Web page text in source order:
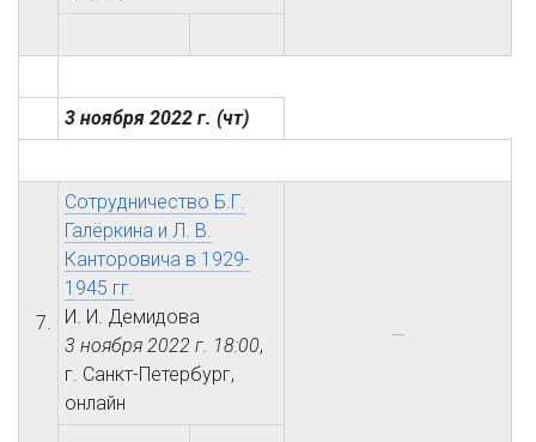
3 ноября 2022 г. (чт)
7.
Сотрудничество Б.Г.
Галёркина и Л. В.
Канторовича в 1929-
1945 гг.
И. И. Демидова
3 ноября 2022 г. 18:00,
г. Санкт-Петербург,
онлайн